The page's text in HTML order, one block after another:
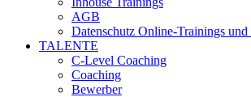
AGB
Datenschutz Online-Trainings
TALENTE
C-Level Coaching
Coaching
Bewerber